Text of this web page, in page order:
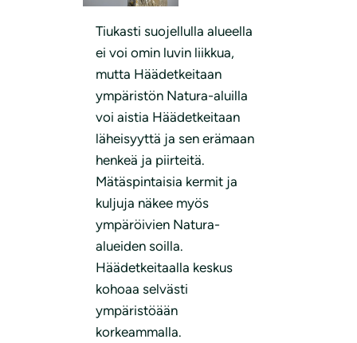
Tiukasti suojellulla alueella
ei voi omin luvin liikkua,
mutta Häädetkeitaan
ympäristön Natura-aluilla
voi aistia Häädetkeitaan
läheisyyttä ja sen erämaan
henkeä ja piirteitä.
Mätäspintaisia kermit ja
kuljuja näkee myös
ympäröivien Natura-
alueiden soilla.
Häädetkeitaalla keskus
kohoaa selvästi
ympäristöään
korkeammalla.